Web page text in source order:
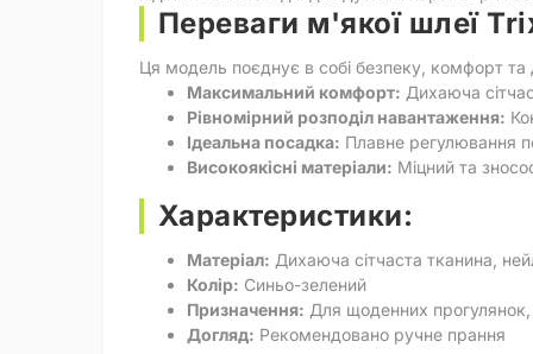
Переваги м'якої шлеї
Ця модель поєднує в собі безпеку, комфорт та
Максимальний комфорт: Дихаюча
Рівномірний розподіл навантаження:
Ідеальна посадка: Плавне регулювання
Високоякісні матеріали: Міцний та
Характеристики:
Матеріал: Дихаюча сітчаста тканина,
Колір: Синьо-зелений
Призначення: Для щоденних прогулянок,
Догляд: Рекомендовано ручне прання